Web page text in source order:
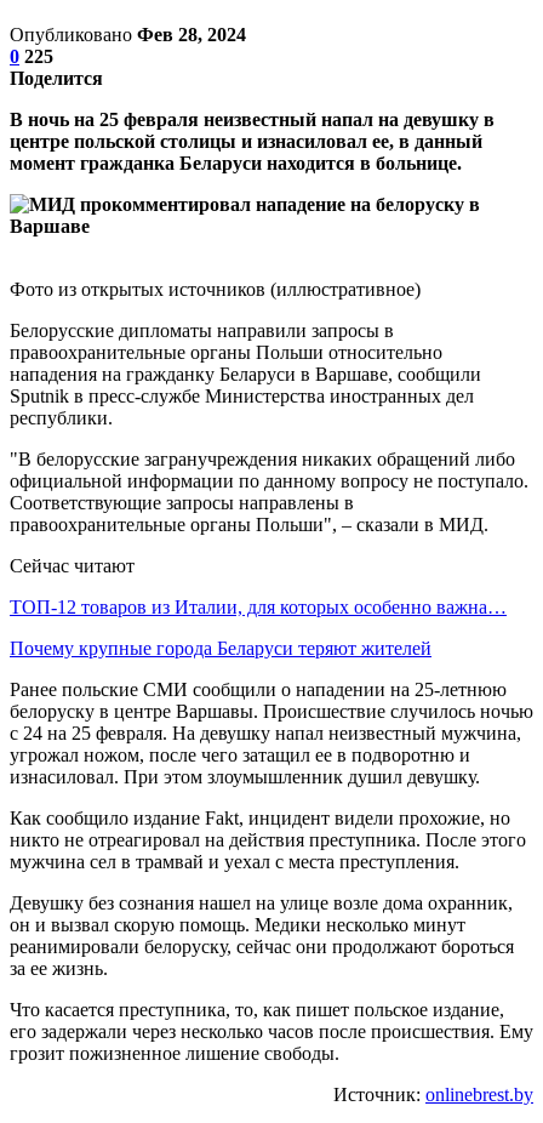
Опубликовано Фев 28, 2024
0 225
Поделится
В ночь на 25 февраля неизвестный напал на девушку в
центре польской столицы и изнасиловал ее, в данный
момент гражданка Беларуси находится в больнице.
Фото из открытых источников (иллюстративное)
Белорусские дипломаты направили запросы в
правоохранительные органы Польши относительно
нападения на гражданку Беларуси в Варшаве, сообщили
Sputnik в пресс-службе Министерства иностранных дел
республики.
"В белорусские загранучреждения никаких обращений либо
официальной информации по данному вопросу не поступало.
Соответствующие запросы направлены в
правоохранительные органы Польши", – сказали в МИД.
Сейчас читают
ТОП-12 товаров из Италии, для которых особенно важна…
Почему крупные города Беларуси теряют жителей
Ранее польские СМИ сообщили о нападении на 25-летнюю
белоруску в центре Варшавы. Происшествие случилось ночью
с 24 на 25 февраля. На девушку напал неизвестный мужчина,
угрожал ножом, после чего затащил ее в подворотню и
изнасиловал. При этом злоумышленник душил девушку.
Как сообщило издание Fakt, инцидент видели прохожие, но
никто не отреагировал на действия преступника. После этого
мужчина сел в трамвай и уехал с места преступления.
Девушку без сознания нашел на улице возле дома охранник,
он и вызвал скорую помощь. Медики несколько минут
реанимировали белоруску, сейчас они продолжают бороться
за ее жизнь.
Что касается преступника, то, как пишет польское издание,
его задержали через несколько часов после происшествия. Ему
грозит пожизненное лишение свободы.
Источник: onlinebrest.by